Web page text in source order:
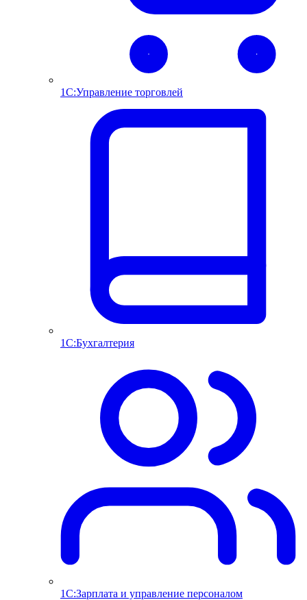
1С:Управление торговлей
1С:Бухгалтерия
1С:Зарплата и управление персоналом